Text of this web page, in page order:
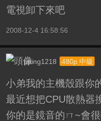
電視卸下來吧
2008-12-4 16:58:56
pping1218 480p 中級
小弟我的主機殼跟你
最近想把CPU散熱器
你的是鏡音的ㄇ~會